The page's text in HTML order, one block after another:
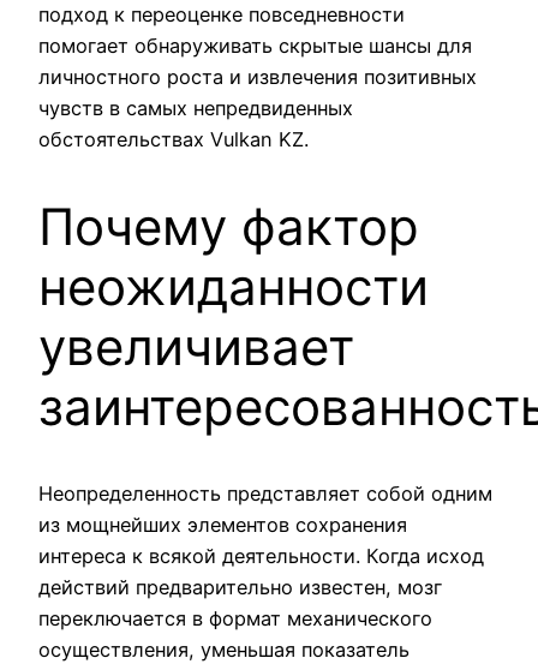
подход к переоценке повседневности
помогает обнаруживать скрытые шансы для
личностного роста и извлечения позитивных
чувств в самых непредвиденных
обстоятельствах Vulkan KZ.
Почему фактор
неожиданности
увеличивает
Неопределенность представляет собой одним
из мощнейших элементов сохранения
интереса к всякой деятельности. Когда исход
действий предварительно известен, мозг
переключается в формат механического
осуществления, уменьшая показатель